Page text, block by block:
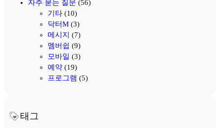
자주 묻는 질문 (56)
기타(10)
닥터M(3)
메시지 (7)
멤버쉽 (9)
모바일 (3)
예약(19)
프로그램 (5)
태그